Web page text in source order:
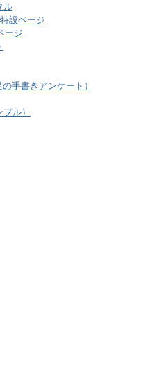
ル
設ページ
ージ
手書きアンケート）
ル）